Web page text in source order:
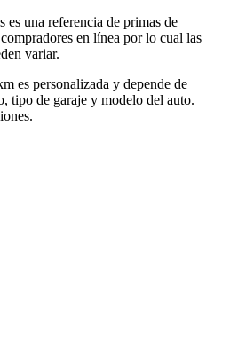
una referencia de primas de
en línea por lo cual las
variar.
es personalizada y depende de
tipo de garaje y modelo del auto.